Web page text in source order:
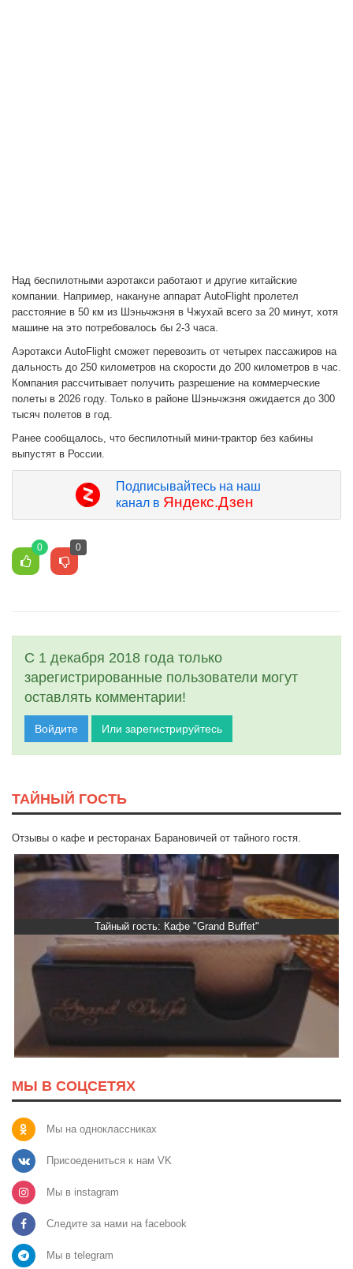
Над беспилотными аэротакси работают и другие китайские
компании. Например, накануне аппарат AutoFlight пролетел
расстояние в 50 км из Шэньчжэня в Чжухай всего за 20 минут, хотя
машине на это потребовалось бы 2-3 часа.
Аэротакси AutoFlight сможет перевозить от четырех пассажиров на
дальность до 250 километров на скорости до 200 километров в час.
Компания рассчитывает получить разрешение на коммерческие
полеты в 2026 году. Только в районе Шэньчжэня ожидается до 300
тысяч полетов в год.
Ранее сообщалось, что беспилотный мини-трактор без кабины
выпустят в России.
Подписывайтесь на наш
канал в Яндекс.Дзен
0 0
С 1 декабря 2018 года только
зарегистрированные пользователи могут
оставлять комментарии!
Войдите Или зарегистрируйтесь
ТАЙНЫЙ ГОСТЬ
Отзывы о кафе и ресторанах Барановичей от тайного гостя.
Тайный гость: Кафе "Grand Buffet"
МЫ В СОЦСЕТЯХ
Мы на одноклассниках
Присоедениться к нам VK
Мы в instagram
Следите за нами на facebook
Мы в telegram